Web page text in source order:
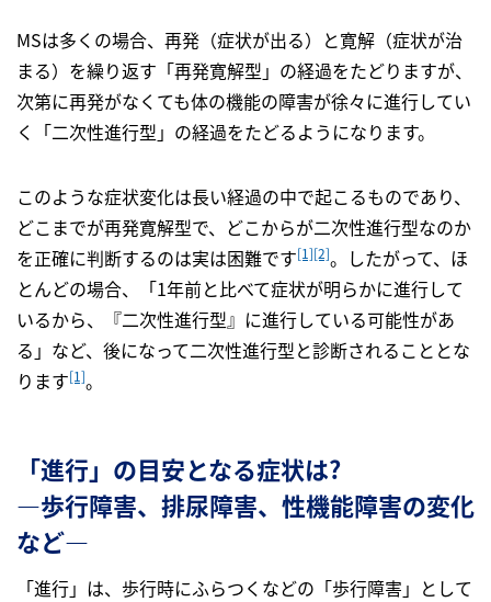
MSは多くの場合、再発（症状が出る）と寛解（症状が治
まる）を繰り返す「再発寛解型」の経過をたどりますが、
次第に再発がなくても体の機能の障害が徐々に進行してい
く「二次性進行型」の経過をたどるようになります。
このような症状変化は長い経過の中で起こるものであり、
どこまでが再発寛解型で、どこからが二次性進行型なのか
を正確に判断するのは実は困難です[1][2]。したがって、ほ
とんどの場合、「1年前と比べて症状が明らかに進行して
いるから、『二次性進行型』に進行している可能性があ
る」など、後になって二次性進行型と診断されることとな
ります[1]。
「進行」の目安となる症状は?
―歩行障害、排尿障害、性機能障害の変化
など―
「進行」は、歩行時にふらつくなどの「歩行障害」として